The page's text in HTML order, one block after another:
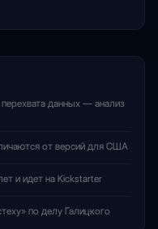
данных — анализ
от версий для США
и идет на Kickstarter
по делу Галицкого